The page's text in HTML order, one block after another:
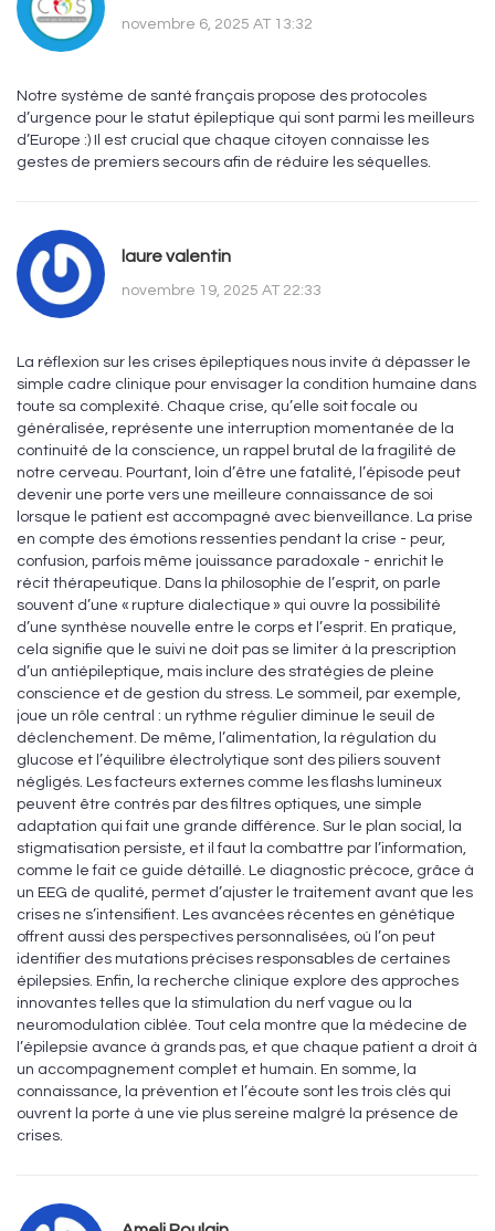
novembre 6, 2025 AT 13:32
Notre système de santé français propose des protocoles
d’urgence pour le statut épileptique qui sont parmi les meilleurs
d’Europe :) Il est crucial que chaque citoyen connaisse les
gestes de premiers secours afin de réduire les séquelles.
laure valentin
novembre 19, 2025 AT 22:33
La réflexion sur les crises épileptiques nous invite à dépasser le
simple cadre clinique pour envisager la condition humaine dans
toute sa complexité. Chaque crise, qu’elle soit focale ou
généralisée, représente une interruption momentanée de la
continuité de la conscience, un rappel brutal de la fragilité de
notre cerveau. Pourtant, loin d’être une fatalité, l’épisode peut
devenir une porte vers une meilleure connaissance de soi
lorsque le patient est accompagné avec bienveillance. La prise
en compte des émotions ressenties pendant la crise - peur,
confusion, parfois même jouissance paradoxale - enrichit le
récit thérapeutique. Dans la philosophie de l’esprit, on parle
souvent d’une « rupture dialectique » qui ouvre la possibilité
d’une synthèse nouvelle entre le corps et l’esprit. En pratique,
cela signifie que le suivi ne doit pas se limiter à la prescription
d’un antiépileptique, mais inclure des stratégies de pleine
conscience et de gestion du stress. Le sommeil, par exemple,
joue un rôle central : un rythme régulier diminue le seuil de
déclenchement. De même, l’alimentation, la régulation du
glucose et l’équilibre électrolytique sont des piliers souvent
négligés. Les facteurs externes comme les flashs lumineux
peuvent être contrés par des filtres optiques, une simple
adaptation qui fait une grande différence. Sur le plan social, la
stigmatisation persiste, et il faut la combattre par l’information,
comme le fait ce guide détaillé. Le diagnostic précoce, grâce à
un EEG de qualité, permet d’ajuster le traitement avant que les
crises ne s’intensifient. Les avancées récentes en génétique
offrent aussi des perspectives personnalisées, où l’on peut
identifier des mutations précises responsables de certaines
épilepsies. Enfin, la recherche clinique explore des approches
innovantes telles que la stimulation du nerf vague ou la
neuromodulation ciblée. Tout cela montre que la médecine de
l’épilepsie avance à grands pas, et que chaque patient a droit à
un accompagnement complet et humain. En somme, la
connaissance, la prévention et l’écoute sont les trois clés qui
ouvrent la porte à une vie plus sereine malgré la présence de
crises.